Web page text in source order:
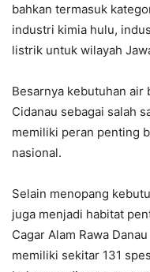
bahkan termasuk
industri kimia hulu,
listrik untuk wilayah
Besarnya kebutuhan air
Cidanau sebagai salah
memiliki peran penting
nasional.
Selain menopang
juga menjadi habitat
Cagar Alam Rawa
memiliki sekitar 131